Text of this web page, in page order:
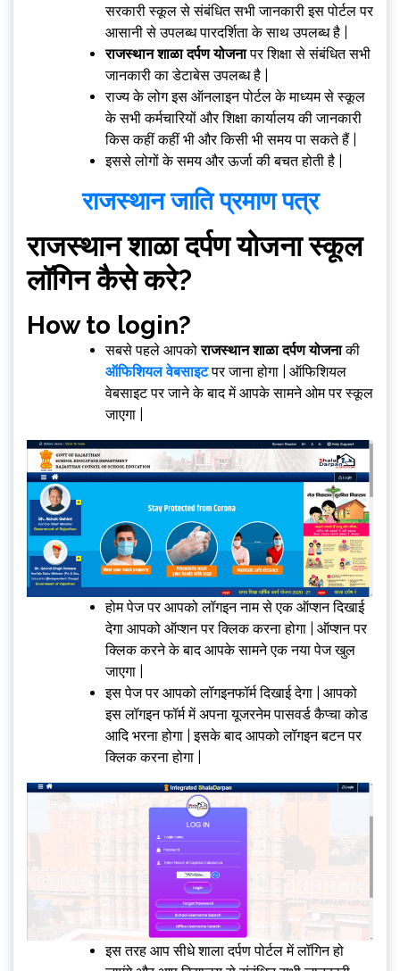
सरकारी स्कूल से संबंधित सभी जानकारी इस पोर्टल पर
आसानी से उपलब्ध पारदर्शिता के साथ उपलब्ध है |
राजस्थान शाळा दर्पण योजनापर शिक्षा से संबंधित सभी
जानकारी का डेटाबेस उपलब्ध है |
राज्य के लोग इस ऑनलाइन पोर्टल के माध्यम से स्कूल
के सभी कर्मचारियों और शिक्षा कार्यालय की जानकारी
किस कहीं कहीं भी और किसी भी समय पा सकते हैं |
इससे लोगों के समय और ऊर्जा की बचत होती है |
राजस्थान जाति प्रमाण पत्र
राजस्थान शाळा दर्पण योजना स्कूल
लॉगिन कैसे करे?
How to login?
सबसे पहले आपकोराजस्थान शाळा दर्पण योजनाकी
ऑफिशियल वेबसाइटपर जाना होगा | ऑफिशियल
वेबसाइट पर जाने के बाद में आपके सामने ओम पर स्कूल
जाएगा |
होम पेज पर आपको लॉगइन नाम से एक ऑप्शन दिखाई
देगा आपको ऑप्शन पर क्लिक करना होगा | ऑप्शन पर
क्लिक करने के बाद आपके सामने एक नया पेज खुल
जाएगा |
इस पेज पर आपको लॉगइनफॉर्म दिखाई देगा | आपको
इस लॉगइन फॉर्म में अपना यूजरनेम पासवर्ड कैप्चा कोड
आदि भरना होगा | इसके बाद आपको लॉगइन बटन पर
क्लिक करना होगा |
इस तरह आप सीधे शाला दर्पण पोर्टल में लॉगिन हो